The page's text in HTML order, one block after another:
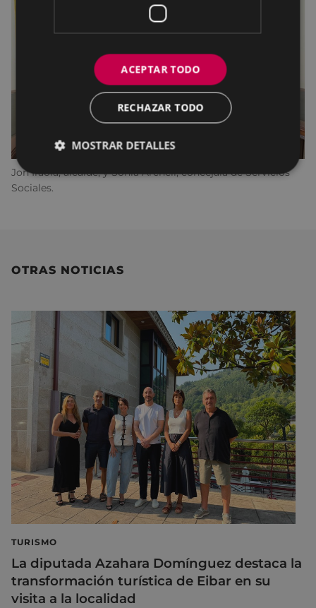
Jon Iraola, alcalde, y Sonia Archeli, concejala de Servicios
Sociales.
OTRAS NOTICIAS
TURISMO
La diputada Azahara Domínguez destaca la
transformación turística de Eibar en su
visita a la localidad
ACEPTAR TODO
RECHAZAR TODO
MOSTRAR DETALLES